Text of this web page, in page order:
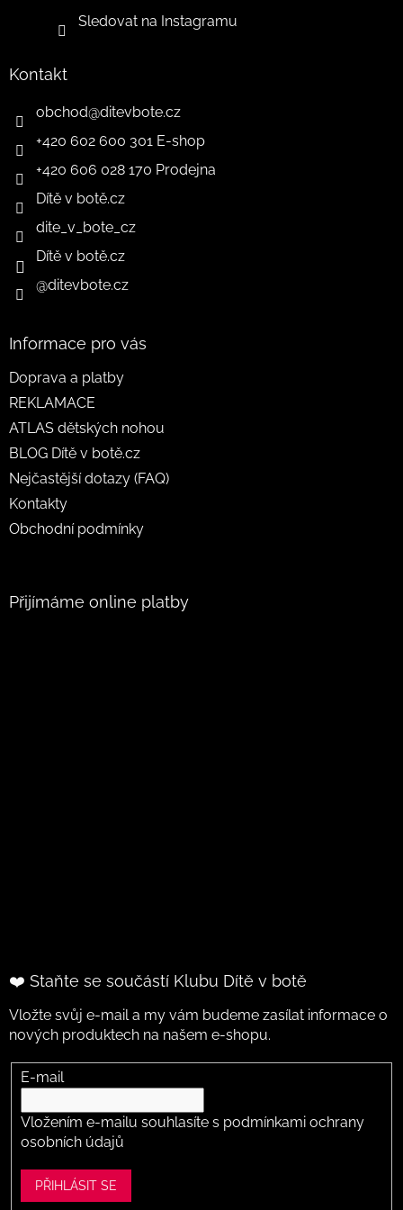
Sledovat na Instagramu
Kontakt
obchod@ditevbote.cz
+420 602 600 301 E-shop
+420 606 028 170 Prodejna
Dítě v botě.cz
dite_v_bote_cz
Dítě v botě.cz
@ditevbote.cz
Informace pro vás
Doprava a platby
REKLAMACE
ATLAS dětských nohou
BLOG Dítě v botě.cz
Nejčastější dotazy (FAQ)
Kontakty
Obchodní podmínky
Přijímáme online platby
❤️ Staňte se součástí Klubu Dítě v botě
Vložte svůj e-mail a my vám budeme zasílat informace o
nových produktech na našem e-shopu.
E-mail
Vložením e-mailu souhlasíte s podmínkami ochrany
osobních údajů
PŘIHLÁSIT SE